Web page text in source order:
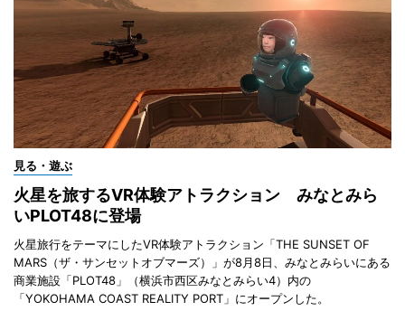
見る・遊ぶ
火星を旅するVR体験アトラクション みなとみら
いPLOT48に登場
火星旅行をテーマにしたVR体験アトラクション「THE SUNSET OF
MARS（ザ・サンセットオブマーズ）」が8月8日、みなとみらいにある
商業施設「PLOT48」（横浜市西区みなとみらい4）内の
「YOKOHAMA COAST REALITY PORT」にオープンした。